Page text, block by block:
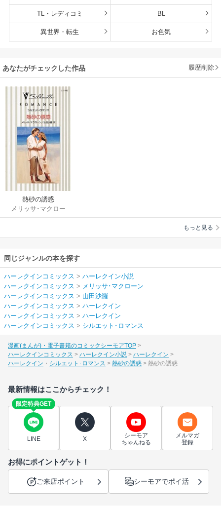
TL・レディコミ BL
異世界・転生 お色気
あなたがチェックした作品 履歴削除
熱砂の誘惑
メリッサ･マクロー
ン/山田沙羅
もっと見る
同じジャンルの本を探す
ハーレクインコミックス > ハーレクイン小説
ハーレクインコミックス > メリッサ･マクローン
ハーレクインコミックス > 山田沙羅
ハーレクインコミックス > ハーレクイン
ハーレクインコミックス > ハーレクイン
ハーレクインコミックス > シルエット･ロマンス
漫画(まんが)・電子書籍のコミックシーモアTOP
ハーレクインコミックス
ハーレクイン小説
ハーレクイン
ハーレクイン
シルエット･ロマンス 熱砂の誘惑 熱砂の誘惑
最新情報はここからチェック！
限定特典GET
LINE X
シーモア
ちゃんねる
メルマガ
登録
お得にポイントゲット！
ご来店ポイント シーモアでポイ活